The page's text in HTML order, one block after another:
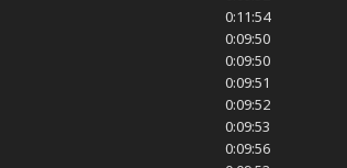
0:11:54
0:09:50
0:09:50
0:09:51
0:09:52
0:09:53
0:09:56